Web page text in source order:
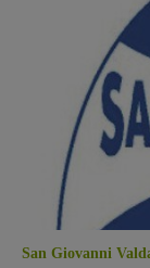
San Giovanni